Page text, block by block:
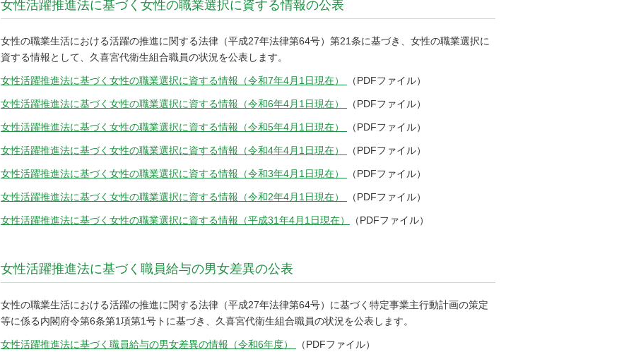
女性活躍推進法に基づく女性の職業選択に資する情報の公表
女性の職業生活における活躍の推進に関する法律（平成27年法律第64号）第21条に基づき、女性の職業選択に
資する情報として、久喜宮代衛生組合職員の状況を公表します。
女性活躍推進法に基づく女性の職業選択に資する情報（令和7年4月1日現在） （PDFファイル）
女性活躍推進法に基づく女性の職業選択に資する情報（令和6年4月1日現在） （PDFファイル）
女性活躍推進法に基づく女性の職業選択に資する情報（令和5年4月1日現在） （PDFファイル）
女性活躍推進法に基づく女性の職業選択に資する情報（令和4年4月1日現在） （PDFファイル）
女性活躍推進法に基づく女性の職業選択に資する情報（令和3年4月1日現在） （PDFファイル）
女性活躍推進法に基づく女性の職業選択に資する情報（令和2年4月1日現在） （PDFファイル）
女性活躍推進法に基づく女性の職業選択に資する情報（平成31年4月1日現在） （PDFファイル）
女性活躍推進法に基づく職員給与の男女差異の公表
女性の職業生活における活躍の推進に関する法律（平成27年法律第64号）に基づく特定事業主行動計画の策定
等に係る内閣府令第6条第1項第1号トに基づき、久喜宮代衛生組合職員の状況を公表します。
女性活躍推進法に基づく職員給与の男女差異の情報（令和6年度） （PDFファイル）